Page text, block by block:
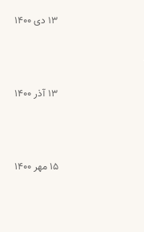
۱۳ دی ۱۴۰۰
۱۳ آذر ۱۴۰۰
۱۵ مهر ۱۴۰۰